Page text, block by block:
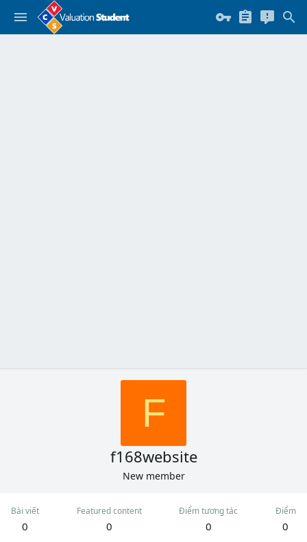
F
f168website
New member
Bài viết
0
Featured content
0
Điểm tương tác
0
Điểm
0